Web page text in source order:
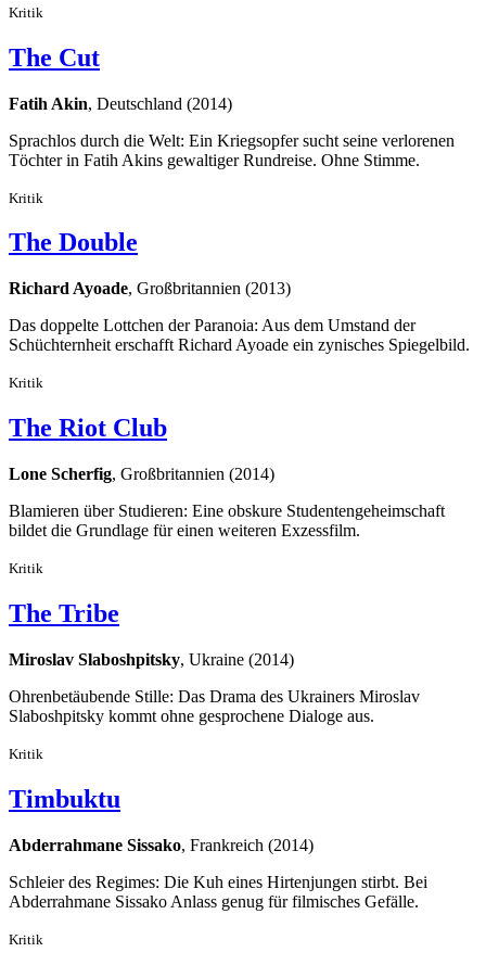
Kritik
The Cut
Fatih Akin, Deutschland (2014)
Sprachlos durch die Welt: Ein Kriegsopfer sucht seine verlorenen
Töchter in Fatih Akins gewaltiger Rundreise. Ohne Stimme.
Kritik
The Double
Richard Ayoade, Großbritannien (2013)
Das doppelte Lottchen der Paranoia: Aus dem Umstand der
Schüchternheit erschafft Richard Ayoade ein zynisches Spiegelbild.
Kritik
The Riot Club
Lone Scherfig, Großbritannien (2014)
Blamieren über Studieren: Eine obskure Studentengeheimschaft
bildet die Grundlage für einen weiteren Exzessfilm.
Kritik
The Tribe
Miroslav Slaboshpitsky, Ukraine (2014)
Ohrenbetäubende Stille: Das Drama des Ukrainers Miroslav
Slaboshpitsky kommt ohne gesprochene Dialoge aus.
Kritik
Timbuktu
Abderrahmane Sissako, Frankreich (2014)
Schleier des Regimes: Die Kuh eines Hirtenjungen stirbt. Bei
Abderrahmane Sissako Anlass genug für filmisches Gefälle.
Kritik